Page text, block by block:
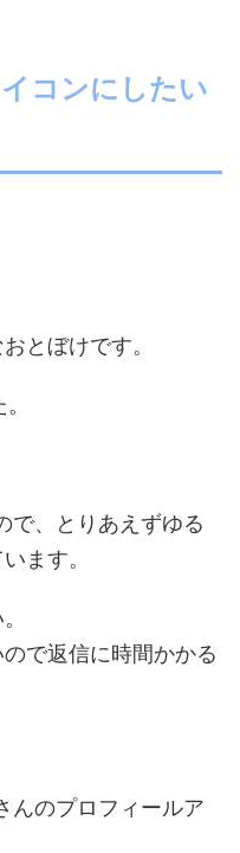
コンにしたい
とぼけです。
、とりあえずゆる
ます。
で返信に時間かかる
んのプロフィールア